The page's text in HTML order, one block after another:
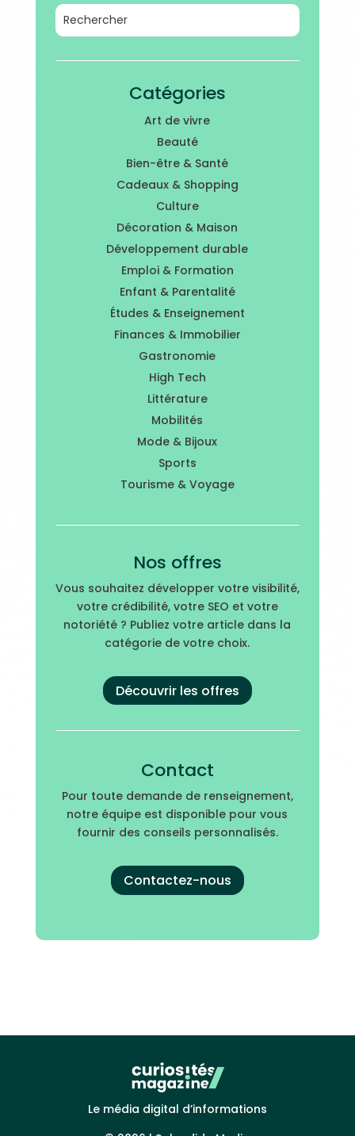
Catégories
Art de vivre
Beauté
Bien-être & Santé
Cadeaux & Shopping
Culture
Décoration & Maison
Développement durable
Emploi & Formation
Enfant & Parentalité
Études & Enseignement
Finances & Immobilier
Gastronomie
High Tech
Littérature
Mobilités
Mode & Bijoux
Sports
Tourisme & Voyage
Nos offres
Vous souhaitez développer votre visibilité,
votre crédibilité, votre SEO et votre
notoriété ? Publiez votre article dans la
catégorie de votre choix.
Découvrir les offres
Contact
Pour toute demande de renseignement,
notre équipe est disponible pour vous
fournir des conseils personnalisés.
Contactez-nous
Le média digital d’informations